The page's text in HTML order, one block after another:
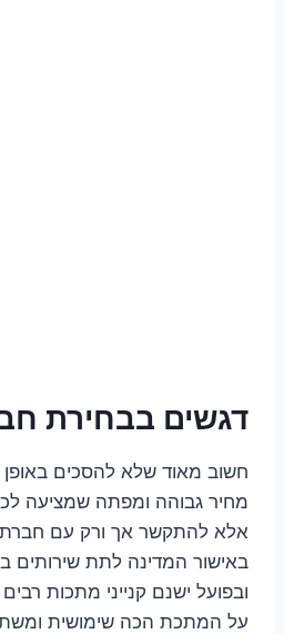
דגשים בבחירת
חשוב מאוד שלא להסכים
מחיר גבוהה ומפתה שמציעה
אלא להתקשר אך ורק עם חברת
באישור המדינה לתת שירותים
ובפועל ישנם קנייני מתכות
על המתכת הכה שימושית